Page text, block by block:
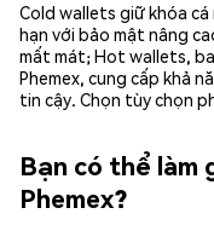
Cold wallets giữ khóa
hạn với bảo mật nâng
mất mát; Hot wallets,
Phemex, cung cấp khả
tin cậy. Chọn tùy chọn
Bạn có thể làm
Phemex?